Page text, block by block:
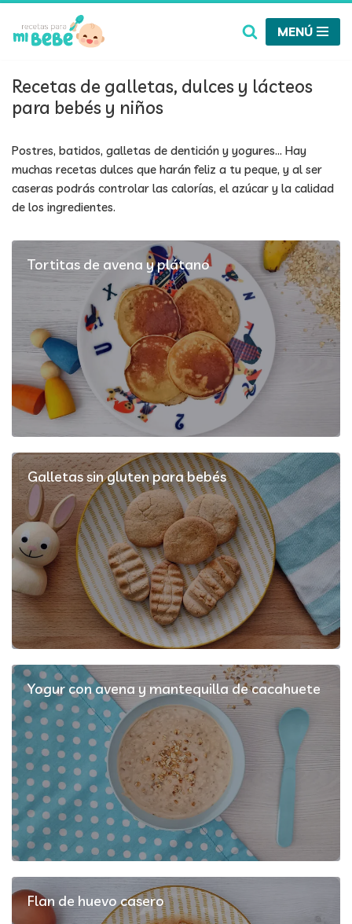
Saltar
contenido
MENÚ
Recetas de galletas, dulces y lácteos
para bebés y niños
Postres, batidos, galletas de dentición y yogures… Hay
muchas recetas dulces que harán feliz a tu peque, y al ser
caseras podrás controlar las calorías, el azúcar y la calidad
de los ingredientes.
Tortitas de avena y plátano
Galletas sin gluten para bebés
Yogur con avena y mantequilla de cacahuete
Flan de huevo casero